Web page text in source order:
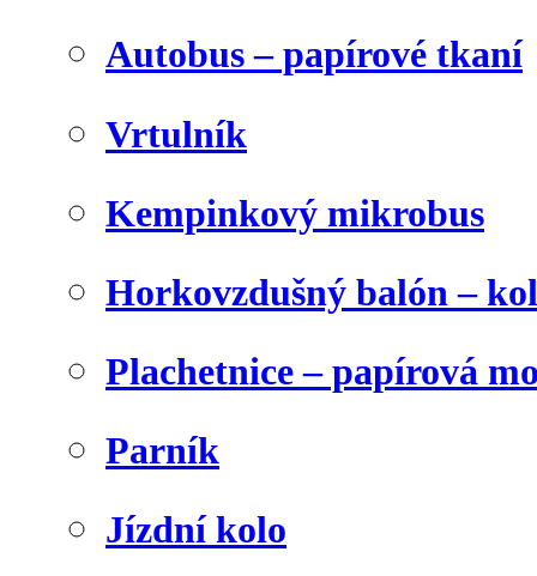
Autobus – papírové tkaní
Vrtulník
Kempinkový mikrobus
Horkovzdušný balón –
Plachetnice – papírová
Parník
Jízdní kolo